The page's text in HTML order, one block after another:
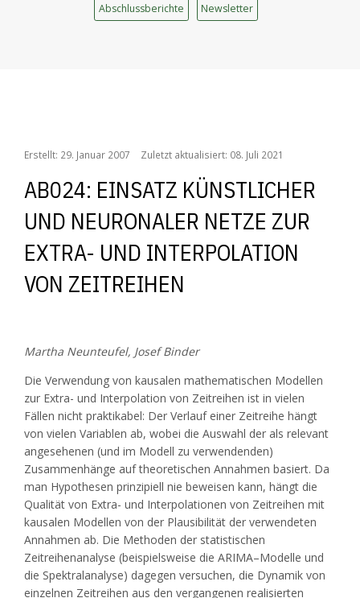
Abschlussberichte Newsletter
Erstellt: 29. Januar 2007 Zuletzt aktualisiert: 08. Juli 2021
AB024: EINSATZ KÜNSTLICHER
UND NEURONALER NETZE ZUR
EXTRA- UND INTERPOLATION
VON ZEITREIHEN
Martha Neunteufel, Josef Binder
Die Verwendung von kausalen mathematischen Modellen
zur Extra- und Interpolation von Zeitreihen ist in vielen
Fällen nicht praktikabel: Der Verlauf einer Zeitreihe hängt
von vielen Variablen ab, wobei die Auswahl der als relevant
angesehenen (und im Modell zu verwendenden)
Zusammenhänge auf theoretischen Annahmen basiert. Da
man Hypothesen prinzipiell nie beweisen kann, hängt die
Qualität von Extra- und Interpolationen von Zeitreihen mit
kausalen Modellen von der Plausibilität der verwendeten
Annahmen ab. Die Methoden der statistischen
Zeitreihenanalyse (beispielsweise die ARIMA–Modelle und
die Spektralanalyse) dagegen versuchen, die Dynamik von
einzelnen Zeitreihen aus den vergangenen realisierten